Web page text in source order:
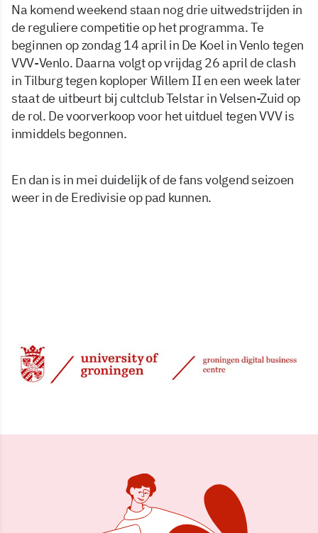
Na komend weekend staan nog drie uitwedstrijden in
de reguliere competitie op het programma. Te
beginnen op zondag 14 april in De Koel in Venlo tegen
VVV-Venlo. Daarna volgt op vrijdag 26 april de clash
in Tilburg tegen koploper Willem II en een week later
staat de uitbeurt bij cultclub Telstar in Velsen-Zuid op
de rol. De voorverkoop voor het uitduel tegen VVV is
inmiddels begonnen.
En dan is in mei duidelijk of de fans volgend seizoen
weer in de Eredivisie op pad kunnen.
28 mrt 2024, 08:30